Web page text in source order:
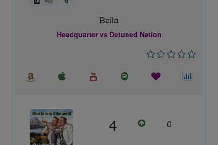
Baila
Headquarter vs Detuned Nation
4 6